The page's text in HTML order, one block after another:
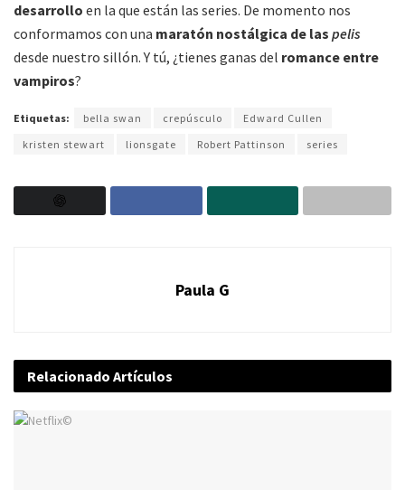
desarrollo en la que están las series. De momento nos
conformamos con una maratón nostálgica de las pelis
desde nuestro sillón. Y tú, ¿tienes ganas del romance entre
vampiros?
Etiquetas: bella swan crepúsculo
Edward Cullen
kristen stewart
lionsgate Robert Pattinson series
Paula G
Relacionado Artículos